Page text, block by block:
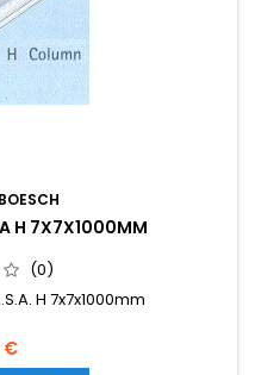
H 7X7X1000MM
(0)
H 7x7x1000mm
€